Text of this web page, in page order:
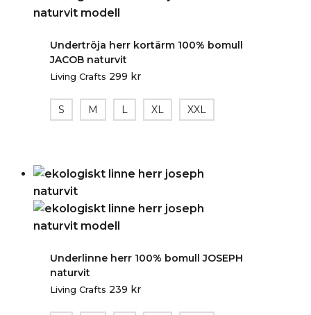
Undertröja herr kortärm 100% bomull
JACOB naturvit
Living Crafts 299 kr
S M L XL XXL
Underlinne herr 100% bomull JOSEPH
naturvit
Living Crafts 239 kr